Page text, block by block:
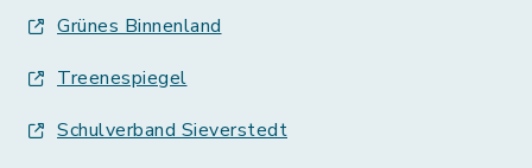
Grünes Binnenland
Treenespiegel
Schulverband Sieverstedt